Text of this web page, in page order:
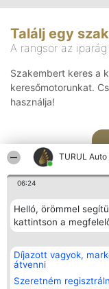
TURUL Auto
06:24
Helló, örömmel
kattintson a
Díjazott vagyok,
átvenni
Szeretném
Találj egy
A rangsor az
Szakembert keres a
keresőmotorunkat.
használja!
Rangsorszervező
SC Beautiful Company S.R.L.
Bulevardul Aleea Timișul De
Sus Nr. 2, Bl. A30, Sc. A, Et.
4, Ap. 13